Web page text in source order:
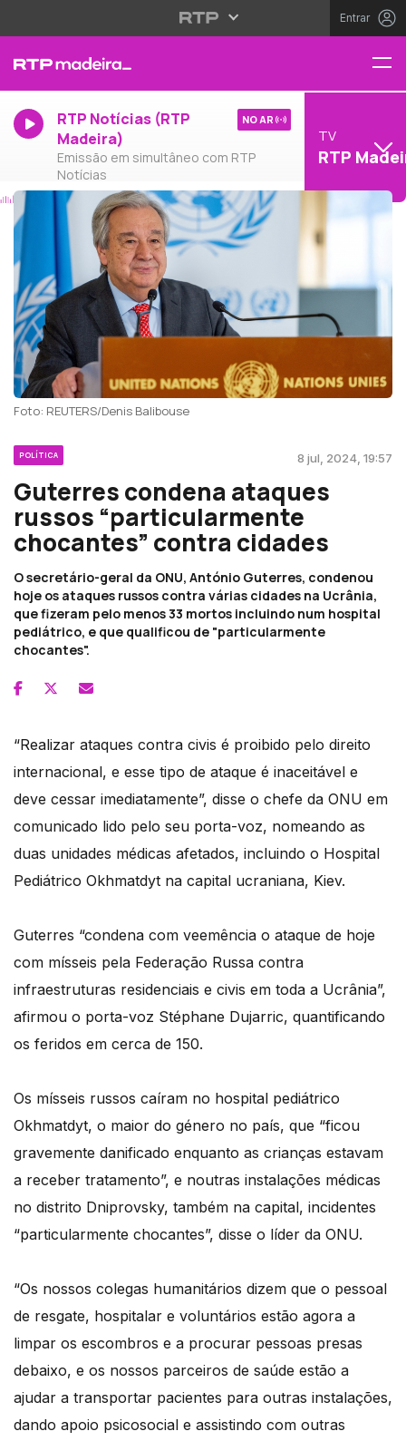
Entrar
RTP Notícias (RTP
Madeira)
Emissão em simultâneo com RTP
Notícias
NO AR
TV
RTP
Foto: REUTERS/Denis Balibouse
POLÍTICA 8 jul, 2024, 19:57
Guterres condena ataques
russos “particularmente
chocantes” contra cidades
O secretário-geral da ONU, António Guterres, condenou
hoje os ataques russos contra várias cidades na Ucrânia,
que fizeram pelo menos 33 mortos incluindo num hospital
pediátrico, e que qualificou de "particularmente
chocantes".
“Realizar ataques contra civis é proibido pelo direito
internacional, e esse tipo de ataque é inaceitável e
deve cessar imediatamente”, disse o chefe da ONU em
comunicado lido pelo seu porta-voz, nomeando as
duas unidades médicas afetados, incluindo o Hospital
Pediátrico Okhmatdyt na capital ucraniana, Kiev.
Guterres “condena com veemência o ataque de hoje
com mísseis pela Federação Russa contra
infraestruturas residenciais e civis em toda a Ucrânia”,
afirmou o porta-voz Stéphane Dujarric, quantificando
os feridos em cerca de 150.
Os mísseis russos caíram no hospital pediátrico
Okhmatdyt, o maior do género no país, que “ficou
gravemente danificado enquanto as crianças estavam
a receber tratamento”, e noutras instalações médicas
no distrito Dniprovsky, também na capital, incidentes
“particularmente chocantes”, disse o líder da ONU.
“Os nossos colegas humanitários dizem que o pessoal
de resgate, hospitalar e voluntários estão agora a
limpar os escombros e a procurar pessoas presas
debaixo, e os nossos parceiros de saúde estão a
ajudar a transportar pacientes para outras instalações,
dando apoio psicosocial e assistindo com outras